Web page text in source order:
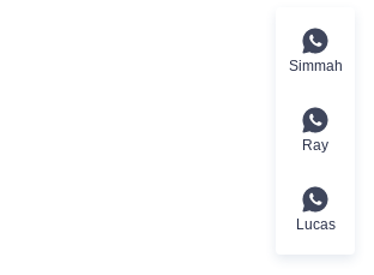
Simmah
Ray
Lucas